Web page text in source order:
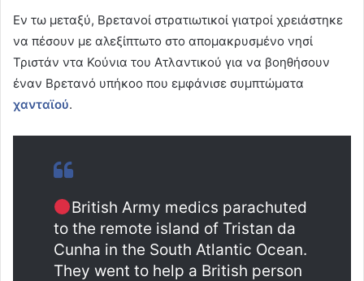
Εν τω μεταξύ, Βρετανοί στρατιωτικοί γιατροί χρειάστηκε
να πέσουν με αλεξίπτωτο στο απομακρυσμένο νησί
Τριστάν ντα Κούνια του Ατλαντικού για να βοηθήσουν
έναν Βρετανό υπήκοο που εμφάνισε συμπτώματα
χανταϊού.
British Army medics parachuted
to the remote island of Tristan da
Cunha in the South Atlantic Ocean.
They went to help a British person